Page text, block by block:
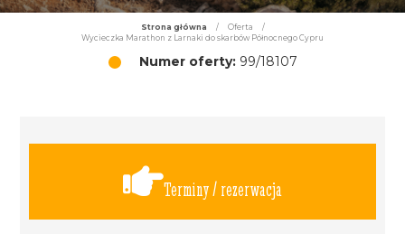
Strona główna / Oferta
/
Wycieczka Marathon z Larnaki do skarbów Północnego Cypru
Numer oferty:99/18107
Terminy / rezerwacja